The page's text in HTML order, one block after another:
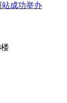
站成功举办